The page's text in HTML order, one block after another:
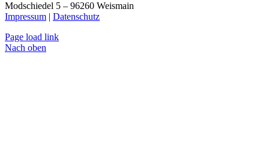
Modschiedel 5 – 96260 Weismain
Impressum | Datenschutz
Page load link
Nach oben